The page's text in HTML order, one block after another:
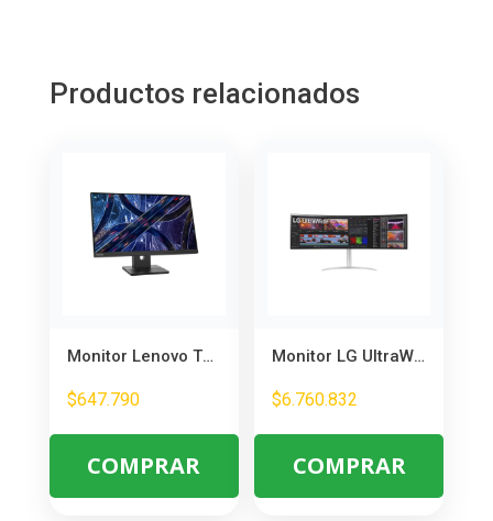
Productos relacionados
Monitor Lenovo ThinkVision E22-30 21.5″ Full HD IPS – Altura Ajustable
$647.790
COMPRAR
Monitor LG UltraWide 49″ Curvo 32:9 – Ideal para Gaming y Multitarea
$6.760.832
COMPRAR